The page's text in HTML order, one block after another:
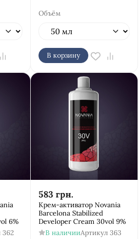
Объём
В корзину
6%
362
583 грн.
Крем-активатор Novania
Barcelona Stabilized
Developer Cream 30vol 9%
В наличииАртикул 363